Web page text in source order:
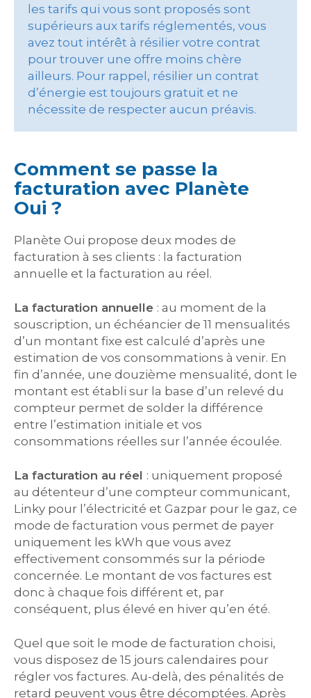
les tarifs qui vous sont proposés sont
supérieurs aux tarifs réglementés, vous
avez tout intérêt à résilier votre contrat
pour trouver une offre moins chère
ailleurs. Pour rappel, résilier un contrat
d’énergie est toujours gratuit et ne
nécessite de respecter aucun préavis.
Comment se passe la
facturation avec Planète
Oui ?
Planète Oui propose deux modes de
facturation à ses clients : la facturation
annuelle et la facturation au réel.
La facturation annuelle : au moment de la
souscription, un échéancier de 11 mensualités
d’un montant fixe est calculé d’après une
estimation de vos consommations à venir. En
fin d’année, une douzième mensualité, dont le
montant est établi sur la base d’un relevé du
compteur permet de solder la différence
entre l’estimation initiale et vos
consommations réelles sur l’année écoulée.
La facturation au réel : uniquement proposé
au détenteur d’une compteur communicant,
Linky pour l’électricité et Gazpar pour le gaz, ce
mode de facturation vous permet de payer
uniquement les kWh que vous avez
effectivement consommés sur la période
concernée. Le montant de vos factures est
donc à chaque fois différent et, par
conséquent, plus élevé en hiver qu’en été.
Quel que soit le mode de facturation choisi,
vous disposez de 15 jours calendaires pour
régler vos factures. Au-delà, des pénalités de
retard peuvent vous être décomptées. Après